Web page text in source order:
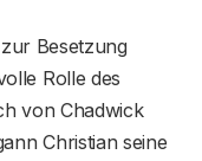
Besetzung
Rolle des
von Chadwick
Christian seine